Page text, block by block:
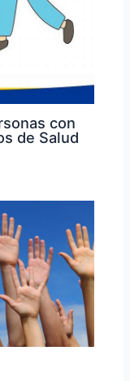
con
de Salud